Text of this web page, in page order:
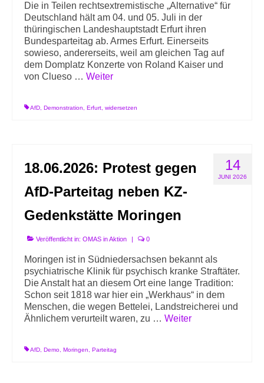
Die in Teilen rechtsextremistische „Alternative“ für
Deutschland hält am 04. und 05. Juli in der
thüringischen Landeshauptstadt Erfurt ihren
Bundesparteitag ab. Armes Erfurt. Einerseits
sowieso, andererseits, weil am gleichen Tag auf
dem Domplatz Konzerte von Roland Kaiser und
von Clueso … Weiter
AfD Demonstration Erfurt widersetzen
14
JUNI 2026
18.06.2026: Protest gegen
AfD-Parteitag neben KZ-
Gedenkstätte Moringen
Veröffentlicht in: OMAS in Aktion | 0
Moringen ist in Südniedersachsen bekannt als
psychiatrische Klinik für psychisch kranke Straftäter.
Die Anstalt hat an diesem Ort eine lange Tradition:
Schon seit 1818 war hier ein „Werkhaus“ in dem
Menschen, die wegen Bettelei, Landstreicherei und
Ähnlichem verurteilt waren, zu … Weiter
AfD Demo Moringen Parteitag